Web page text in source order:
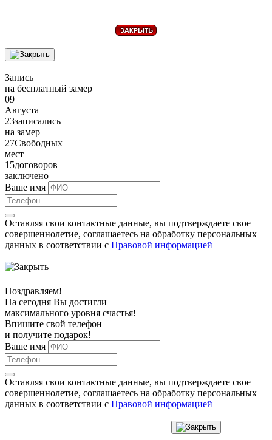
Запись
на бесплатный замер
09
Августа
23записались
на замер
27Свободных
мест
15договоров
заключено
Ваше имя
Оставляя свои контактные данные, вы подтверждаете свое
совершеннолетие, соглашаетесь на обработку персональных
данных в соответствии с Правовой информацией
Поздравляем!
На сегодня Вы достигли
максимального уровня счастья!
Впишите свой телефон
и получите подарок!
Ваше имя
Оставляя свои контактные данные, вы подтверждаете свое
совершеннолетие, соглашаетесь на обработку персональных
данных в соответствии с Правовой информацией